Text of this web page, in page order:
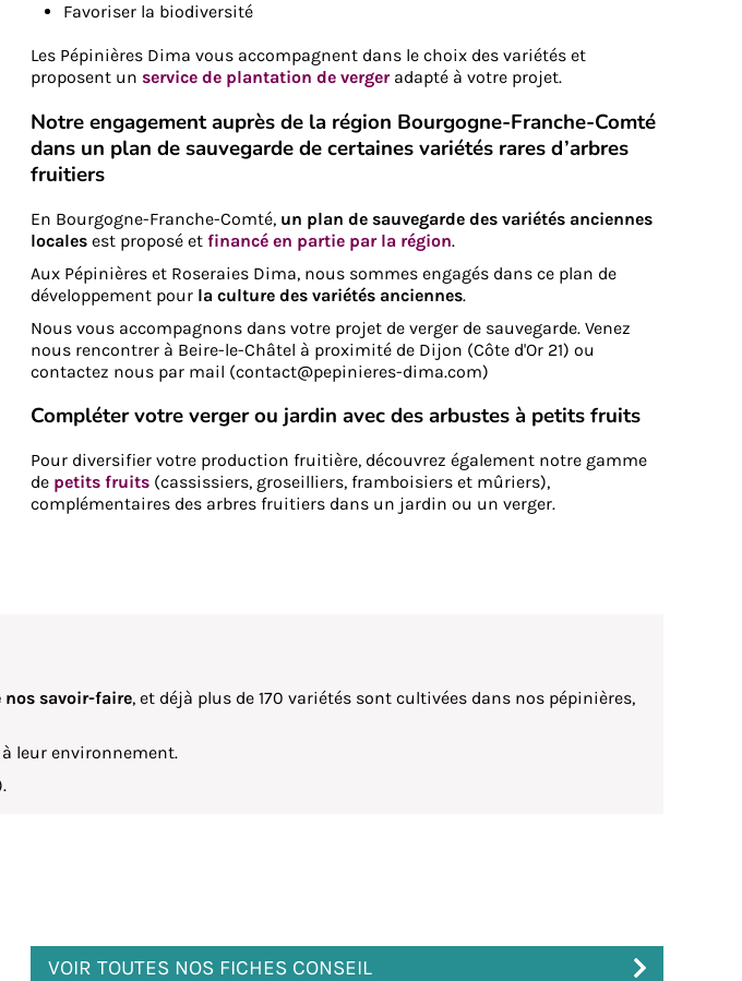
Favoriser la biodiversité
Les Pépinières Dima vous accompagnent dans le choix des variétés et
proposent un service de plantation de vergeradapté à votre projet.
Notre engagement auprès de la région Bourgogne-Franche-Comté
dans un plan de sauvegarde de certaines variétés rares d’arbres
fruitiers
En Bourgogne-Franche-Comté, un plan de sauvegarde des variétés anciennes
locales est proposé et financé en partie par la région.
Aux Pépinières et Roseraies Dima, nous sommes engagés dans ce plan de
développement pour la culture des variétés anciennes.
Nous vous accompagnons dans votre projet de verger de sauvegarde. Venez
nous rencontrer à Beire-le-Châtel à proximité de Dijon (Côte d'Or 21) ou
contactez nous par mail (contact@pepinieres-dima.com)
Compléter votre verger ou jardin avec des arbustes à petits fruits
Pour diversifier votre production fruitière, découvrez également notre gamme
de petits fruits (cassissiers, groseilliers, framboisiers et mûriers),
complémentaires des arbres fruitiers dans un jardin ou un verger.
savoir-faire, et déjà plus de 170 variétés sont cultivées dans nos pépinières,
leur environnement.
VOIR TOUTES NOS FICHES CONSEIL